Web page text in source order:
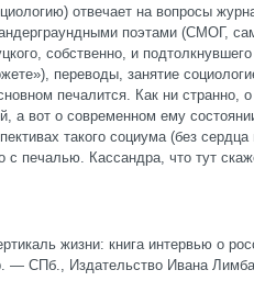
отвечает на вопросы
поэтами (СМОГ,
собственно, и
переводы, занятие
печалится. Как ни странно,
а вот о современном ему
такого социума (без
с печалью. Кассандра, что тут
жизни: книга интервью о
— СПб., Издательство Ивана